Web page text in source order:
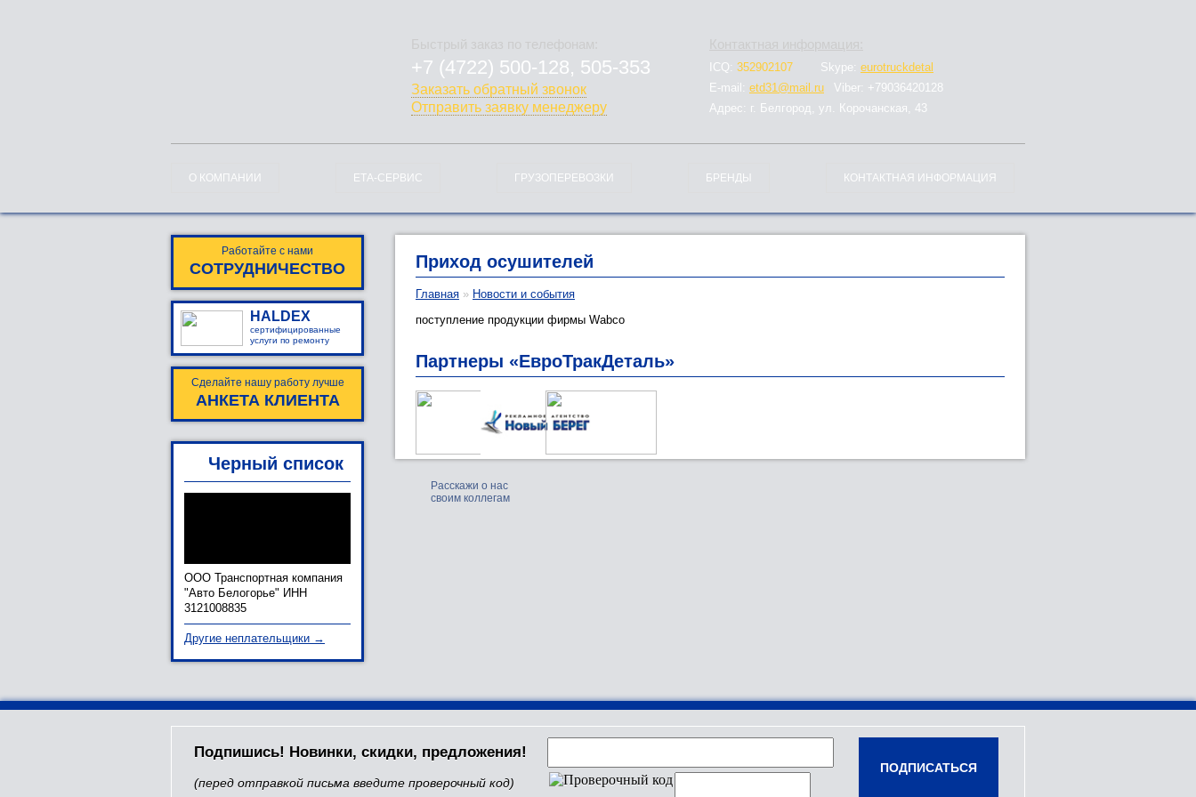
+7 (4722) 500-128, 505-353
778-128
Заказать обратный звонок
Отправить заявку менеджеру
ICQ: 352902107 Skype: eurotruckdetal
E-mail: etd31@mail.ru
Viber: +79036420128
Адрес: г. Белгород, ул. Корочанская, 43
О КОМПАНИИ ЕТА-СЕРВИС ГРУЗОПЕРЕВОЗКИ БРЕНДЫ КОНТАКТНАЯ ИНФОРМАЦИЯ
Работайте с нами
СОТРУДНИЧЕСТВО
HALDEX
сертифицированные
услуги по ремонту
Сделайте нашу работу лучше
АНКЕТА КЛИЕНТА
Черный список
ООО Транспортная компания
"Авто Белогорье" ИНН
3121008835
Другие неплательщики →
Приход осушителей
Главная » Новости и события
поступление продукции фирмы Wabco
Партнеры «ЕвроТракДеталь»
Расскажи о нас
своим коллегам
Подпишись! Новинки, скидки, предложения!
(перед отправкой письма введите проверочный код)